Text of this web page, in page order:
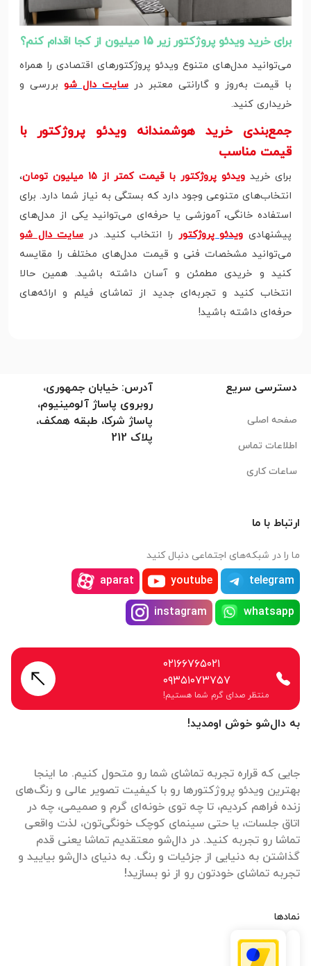
برای خرید ویدئو پروژکتور زیر 15 میلیون از کجا اقدام کنم؟
می‌توانید مدل‌های متنوع ویدئو پروژکتورهای اقتصادی را همراه
با قیمت به‌روز و گارانتی معتبر در سایت دال شو بررسی و
خریداری کنید.
جمع‌بندی خرید هوشمندانه ویدئو پروژکتور با
قیمت مناسب
برای خرید ویدئو پروژکتور با قیمت کمتر از 15 میلیون تومان
،
انتخاب‌های متنوعی وجود دارد که بستگی به نیاز شما دارد. برای
استفاده خانگی، آموزشی یا حرفه‌ای می‌توانید یکی از مدل‌های
پیشنهادی ویدئو پروژکتور را انتخاب کنید. در سایت دال شو
می‌توانید مشخصات فنی و قیمت مدل‌های مختلف را مقایسه
کنید و خریدی مطمئن و آسان داشته باشید. همین حالا
انتخاب کنید و تجربه‌ای جدید از تماشای فیلم و ارائه‌های
حرفه‌ای داشته باشید!
به دال‌شو خوش اومدید!
جایی که قراره تجربه تماشای شما رو متحول کنیم. ما اینجا
بهترین ویدئو پروژکتورها رو با کیفیت تصویر عالی و رنگ‌های
زنده فراهم کردیم، تا چه توی خونه‌ای گرم و صمیمی، چه در
اتاق جلسات، یا حتی سینمای کوچک خونگی‌تون، لذت واقعی
تماشا رو تجربه کنید. در دال‌شو معتقدیم تماشا یعنی قدم
گذاشتن به دنیایی از جزئیات و رنگ. به دنیای دال‌شو بیایید و
تجربه تماشای خودتون رو از نو بسازید!
نمادها
دسترسی سریع
صفحه اصلی
اطلاعات تماس
ساعات کاری
آدرس: خیابان جمهوری،
روبروی پاساژ آلومینیوم،
پاساژ شرکا، طبقه همکف،
پلاک 212
ارتباط با ما
ما را در شبکه‌های اجتماعی دنبال کنید
telegram
youtube
aparat
whatsapp
instagram
۰۲۱۶۶۷۶۵۰۲۱
۰۹۳۵۱۰۷۳۷۵۷
منتظر صدای گرم شما هستیم!